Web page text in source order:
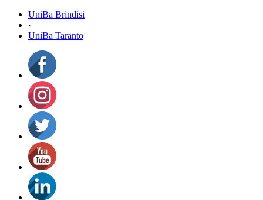
UniBa Brindisi
·
UniBa Taranto